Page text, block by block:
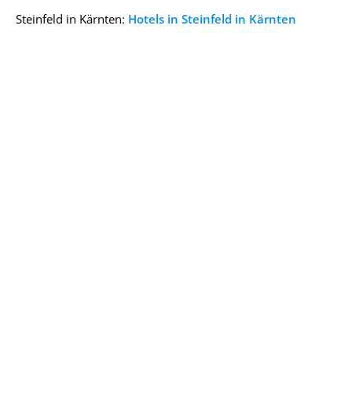
Steinfeld in Kärnten: Hotels in Steinfeld in Kärnten